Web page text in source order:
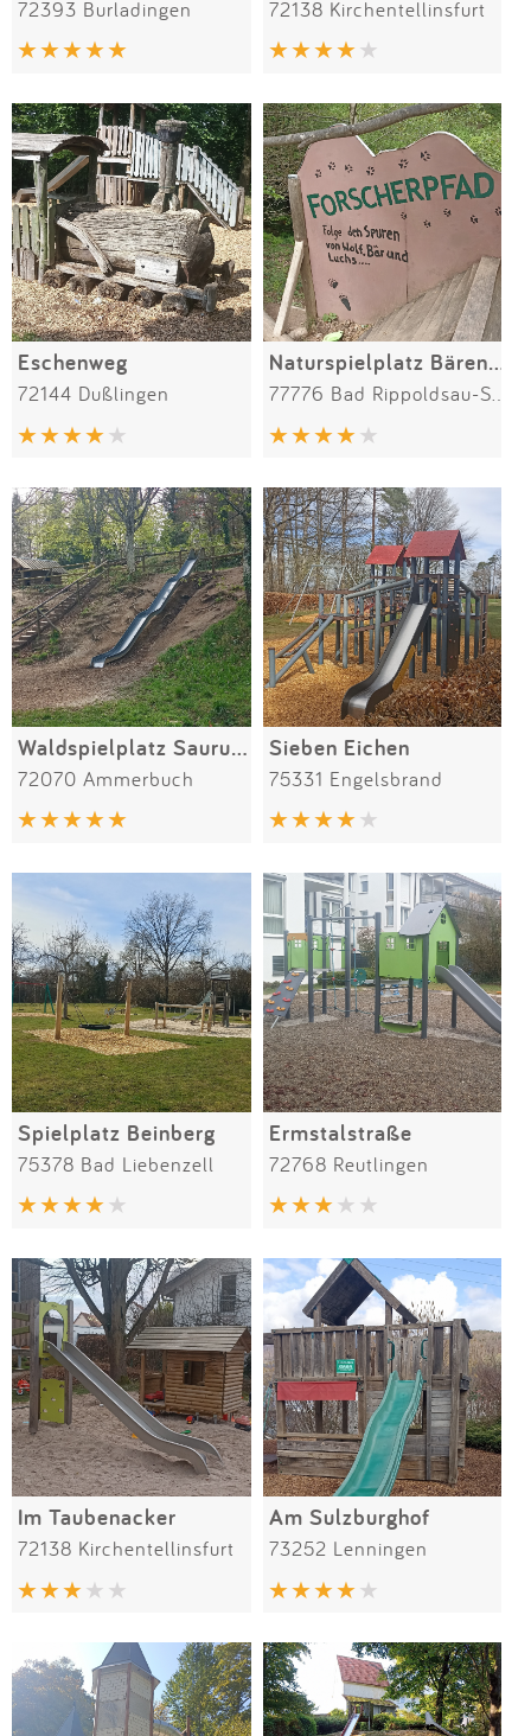
72393 Burladingen 72138 Kirchentellinsfurt
Eschenweg
72144 Dußlingen
Naturspielplatz Bärenpark
77776 Bad Rippoldsau-Schapbach
Waldspielplatz Saurucken
72070 Ammerbuch
Sieben Eichen
75331 Engelsbrand
Spielplatz Beinberg
75378 Bad Liebenzell
Ermstalstraße
72768 Reutlingen
Im Taubenacker
72138 Kirchentellinsfurt
Am Sulzburghof
73252 Lenningen